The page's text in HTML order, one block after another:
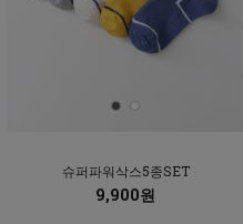
슈퍼파워삭스5종SET
9,900원